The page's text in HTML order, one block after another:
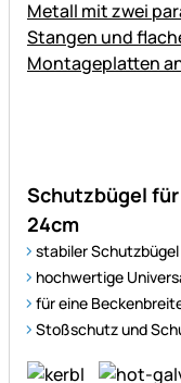
Schutzbügel für
24cm
stabiler
hochwertige
für eine
Stoßschutz und